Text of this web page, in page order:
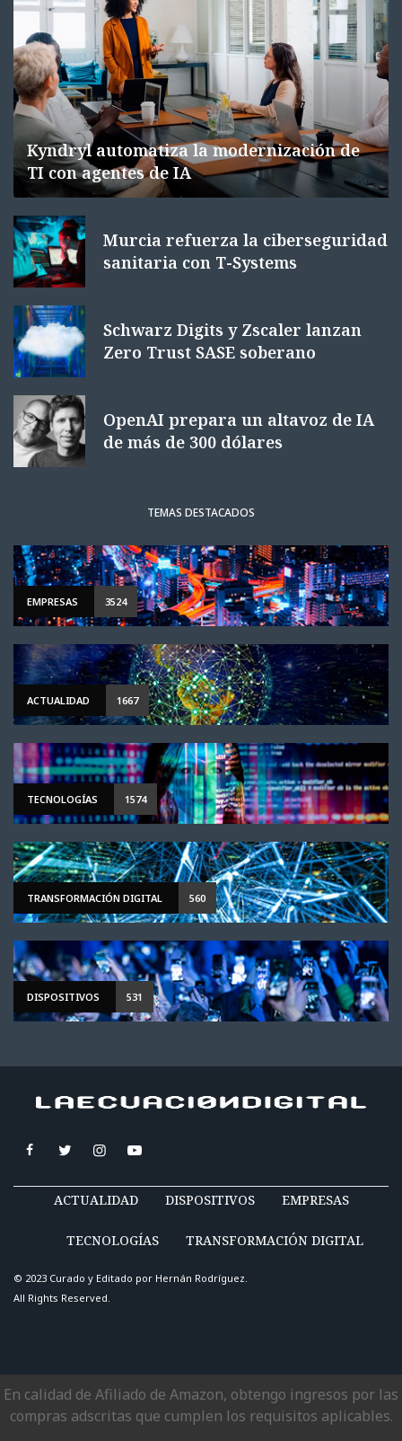
Kyndryl automatiza la modernización de
TI con agentes de IA
Murcia refuerza la ciberseguridad
sanitaria con T-Systems
Schwarz Digits y Zscaler lanzan
Zero Trust SASE soberano
OpenAI prepara un altavoz de IA
de más de 300 dólares
TEMAS DESTACADOS
EMPRESAS 3524
ACTUALIDAD 1667
TECNOLOGÍAS 1574
TRANSFORMACIÓN DIGITAL 560
DISPOSITIVOS 531
ACTUALIDAD DISPOSITIVOS EMPRESAS
TECNOLOGÍAS TRANSFORMACIÓN DIGITAL
© 2023 Curado y Editado por Hernán Rodríguez.
All Rights Reserved.
En calidad de Afiliado de Amazon, obtengo ingresos por las
compras adscritas que cumplen los requisitos aplicables.